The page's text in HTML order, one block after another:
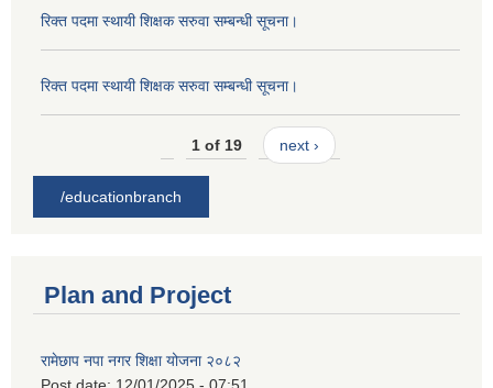
रिक्त पदमा स्थायी शिक्षक सरुवा सम्बन्धी सूचना।
रिक्त पदमा स्थायी शिक्षक सरुवा सम्बन्धी सूचना।
1 of 19 next ›
/educationbranch
Plan and Project
रामेछाप नपा नगर शिक्षा योजना २०८२
Post date: 12/01/2025 - 07:51